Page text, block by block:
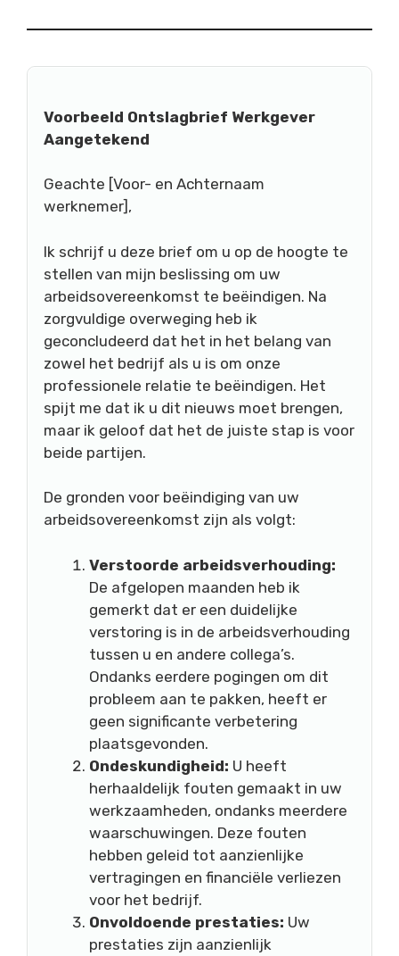
Voorbeeld Ontslagbrief Werkgever
Aangetekend
Geachte [Voor- en Achternaam
werknemer],
Ik schrijf u deze brief om u op de hoogte te
stellen van mijn beslissing om uw
arbeidsovereenkomst te beëindigen. Na
zorgvuldige overweging heb ik
geconcludeerd dat het in het belang van
zowel het bedrijf als u is om onze
professionele relatie te beëindigen. Het
spijt me dat ik u dit nieuws moet brengen,
maar ik geloof dat het de juiste stap is voor
beide partijen.
De gronden voor beëindiging van uw
arbeidsovereenkomst zijn als volgt:
Verstoorde arbeidsverhouding:
De afgelopen maanden heb ik
gemerkt dat er een duidelijke
verstoring is in de arbeidsverhouding
tussen u en andere collega’s.
Ondanks eerdere pogingen om dit
probleem aan te pakken, heeft er
geen significante verbetering
plaatsgevonden.
Ondeskundigheid: U heeft
herhaaldelijk fouten gemaakt in uw
werkzaamheden, ondanks meerdere
waarschuwingen. Deze fouten
hebben geleid tot aanzienlijke
vertragingen en financiële verliezen
voor het bedrijf.
Onvoldoende prestaties: Uw
prestaties zijn aanzienlijk